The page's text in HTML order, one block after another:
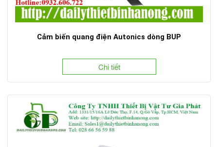
Cảm biến quang điện Autonics dòng BUP
Chi tiết